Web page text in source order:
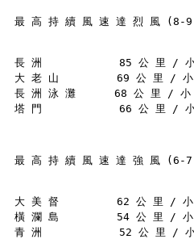
最 高 持 續 風 速 達 烈 風
長 洲            85 公 里 /
大 老 山         69 公 里 /
長 洲 泳 灘      68 公 里 /
塔 門            66 公 里 /
最 高 持 續 風 速 達 強 風
大 美 督         62 公 里 /
橫 瀾 島         54 公 里 /
青 洲            52 公 里 /